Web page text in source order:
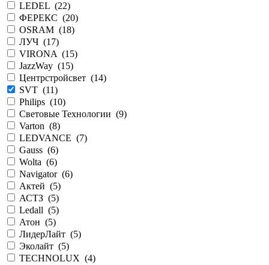
LEDEL (22)
ФЕРЕКС (20)
OSRAM (18)
ЛУЧ (17)
VIRONA (15)
JazzWay (15)
Центрстройсвет (14)
SVT (11)
Philips (10)
Световые Технологии (9)
Varton (8)
LEDVANCE (7)
Gauss (6)
Wolta (6)
Navigator (6)
Актей (5)
АСТЗ (5)
Ledall (5)
Атон (5)
ЛидерЛайт (5)
Эколайт (5)
TECHNOLUX (4)